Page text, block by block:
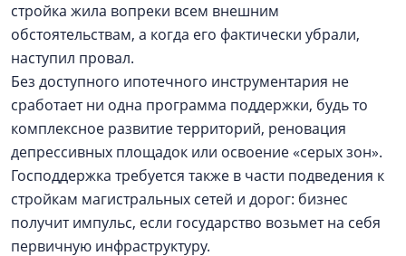
стройка жила вопреки всем внешним
обстоятельствам, а когда его фактически убрали,
наступил провал.
Без доступного ипотечного инструментария не
сработает ни одна программа поддержки, будь то
комплексное развитие территорий, реновация
депрессивных площадок или освоение «серых зон».
Господдержка требуется также в части подведения к
стройкам магистральных сетей и дорог: бизнес
получит импульс, если государство возьмет на себя
первичную инфраструктуру.